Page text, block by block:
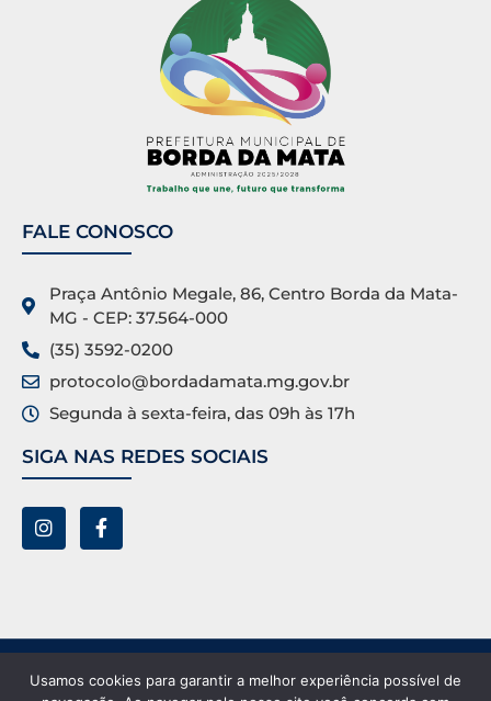
FALE CONOSCO
Praça Antônio Megale, 86, Centro Borda da Mata-
MG - CEP: 37.564-000
(35) 3592-0200
protocolo@bordadamata.mg.gov.br
Segunda à sexta-feira, das 09h às 17h
SIGA NAS REDES SOCIAIS
Prefeitura Municipal de Borda da Mata ©. Todos os
direitos reservados.
Usamos cookies para garantir a melhor experiência possível de